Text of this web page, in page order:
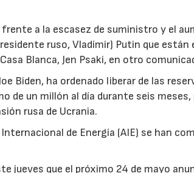
a la escasez de suministro y el
ruso, Vladímir) Putin que
Blanca, Jen Psaki, en otro
Biden, ha ordenado liberar de las
de un millón al día durante seis
rusa de Ucrania.
de Energía (AIE) se han
jueves que el próximo 24 de mayo